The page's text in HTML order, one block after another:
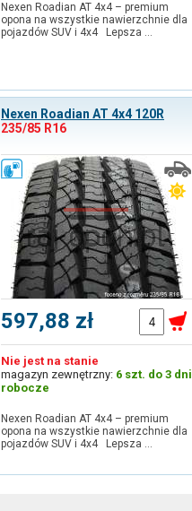
Nexen Roadian AT 4x4 – premium
opona na wszystkie nawierzchnie dla
pojazdów SUV i 4x4 Lepsza …
Nexen Roadian AT 4x4 120R
235/85 R16
597,88 zł
Nie jest na stanie
magazyn zewnętrzny: 6 szt. do 3 dni
robocze
Nexen Roadian AT 4x4 – premium
opona na wszystkie nawierzchnie dla
pojazdów SUV i 4x4 Lepsza …